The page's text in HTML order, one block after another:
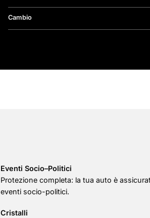
Cambio
Eventi Socio–Politici
Protezione completa: la tua auto è
eventi socio-politici.
Cristalli